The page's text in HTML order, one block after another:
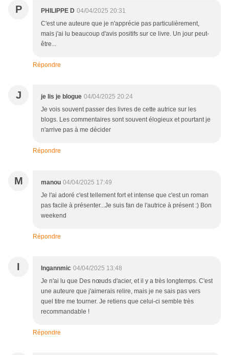
P PHILIPPE D 04/04/2025 20:31
C'est une auteure que je n'apprécie pas particulièrement,
mais j'ai lu beaucoup d'avis positifs sur ce livre. Un jour peut-
être...
Répondre
J je lis je blogue 04/04/2025 20:24
Je vois souvent passer des livres de cette autrice sur les
blogs. Les commentaires sont souvent élogieux et pourtant je
n'arrive pas à me décider
Répondre
M manou 04/04/2025 17:49
Je l'ai adoré c'est tellement fort et intense que c'est un roman
pas facile à présenter...Je suis fan de l'autrice à présent :) Bon
weekend
Répondre
I Ingannmic 04/04/2025 13:48
Je n'ai lu que Des nœuds d'acier, et il y a très longtemps. C'est
une auteure que j'aimerais relire, mais je ne sais pas vers
quel titre me tourner. Je retiens que celui-ci semble très
recommandable !
Répondre